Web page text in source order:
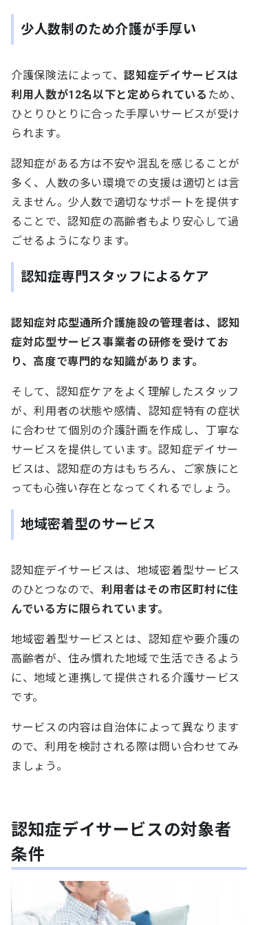
少人数制のため介護が手厚い
介護保険法によって、認知症デイサービスは
利用人数が12名以下と定められている ため、
ひとりひとりに合った手厚いサービスが受け
られます。
認知症がある方は不安や混乱を感じることが
多く、人数の多い環境での支援は適切とは言
えません。少人数で適切なサポートを提供す
ることで、認知症の高齢者もより安心して過
ごせるようになります。
認知症専門スタッフによるケア
認知症対応型通所介護施設の管理者は、認知
症対応型サービス事業者の研修を受けてお
り、高度で専門的な知識があります。
そして、認知症ケアをよく理解したスタッフ
が、利用者の状態や感情、認知症特有の症状
に合わせて個別の介護計画を作成し、丁寧な
サービスを提供しています。認知症デイサー
ビスは、認知症の方はもちろん、ご家族にと
っても心強い存在となってくれるでしょう。
地域密着型のサービス
認知症デイサービスは、地域密着型サービス
のひとつなので、利用者はその市区町村に住
んでいる方に限られています。
地域密着型サービスとは、認知症や要介護の
高齢者が、住み慣れた地域で生活できるよう
に、地域と連携して提供される介護サービス
です。
サービスの内容は自治体によって異なります
ので、利用を検討される際は問い合わせてみ
ましょう。
認知症デイサービスの対象者
条件